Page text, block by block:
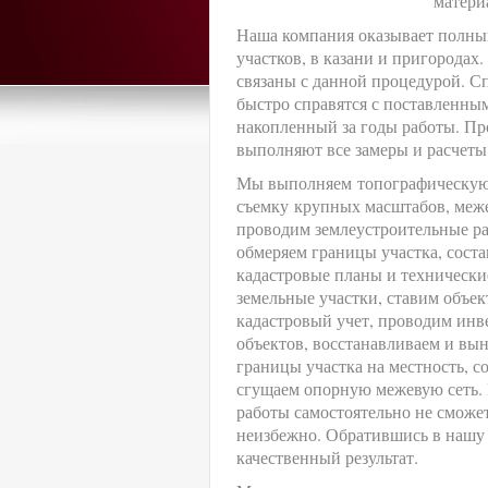
Наша компания оказывает
участков, в казани и
связаны с данной процедурой.
быстро справятся с
накопленный за годы работы.
выполняют все замеры и
Мы выполняем
съемку крупных масштабов,
проводим землеустроительные
обмеряем границы участка,
кадастровые планы и
земельные участки, ставим
кадастровый учет, проводим
объектов, восстанавливаем и
границы участка на местность,
сгущаем опорную межевую сеть.
работы самостоятельно не
неизбежно. Обратившись в
качественный результат.